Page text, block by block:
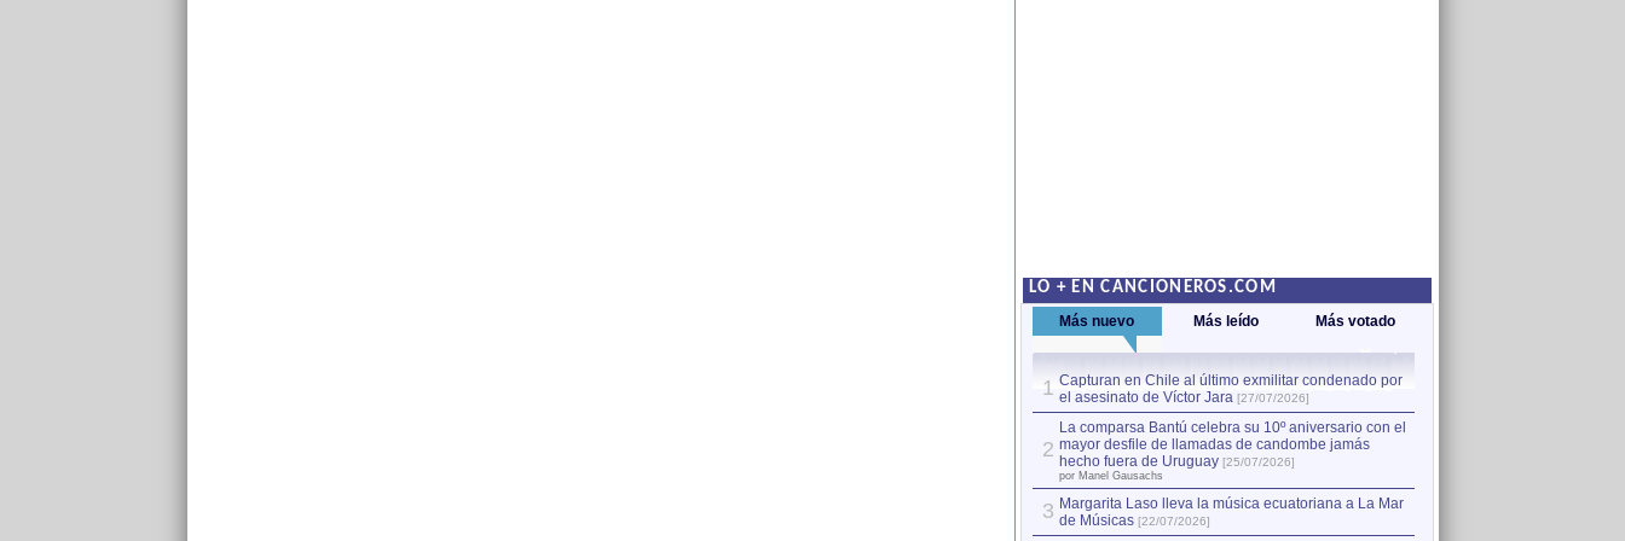
LO + EN CANCIONEROS.COM
Más nuevo Más leído Más votado
1 Capturan en Chile al último exmilitar condenado por
el asesinato de Víctor Jara [27/07/2026]
2
La comparsa Bantú celebra su 10º aniversario con el
mayor desfile de llamadas de candombe jamás
hecho fuera de Uruguay [25/07/2026]
por Manel Gausachs
3 Margarita Laso lleva la música ecuatoriana a La Mar
de Músicas [22/07/2026]